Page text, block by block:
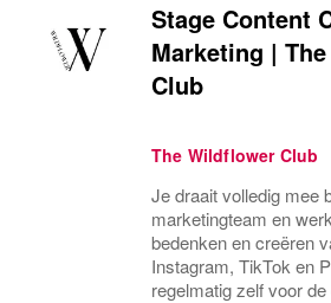
Stage Content
Marketing |
Club
The Wildflower Club
Je draait volledig mee
marketingteam en
bedenken en creëren
Instagram, TikTok en
regelmatig zelf voor